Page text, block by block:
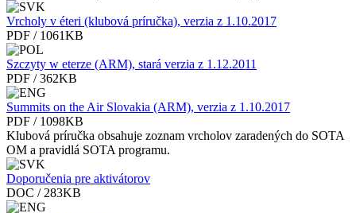
Vrcholy v éteri (klubová príručka), verzia z 1.10.2017
PDF / 1061KB
Szczyty w eterze (ARM), stará verzia z 1.12.2011
PDF / 362KB
Summits on the Air Slovakia (ARM), verzia z 1.10.2017
PDF / 1098KB
Klubová príručka obsahuje zoznam vrcholov zaradených do SOTA
OM a pravidlá SOTA programu.
Doporučenia pre aktivátorov
DOC / 283KB